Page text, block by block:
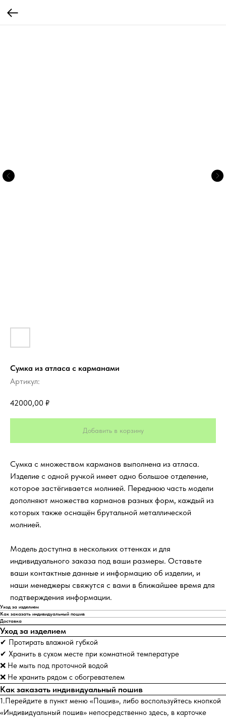
Сумка из атласа с карманами
Артикул:
42000,00 ₽
Добавить в корзину
Сумка с множеством карманов выполнена из атласа.
Изделие с одной ручкой имеет одно большое отделение,
которое застёгивается молнией. Переднюю часть модели
дополняют множества карманов разных форм, каждый из
которых также оснащён брутальной металлической
молнией.
Модель доступна в нескольких оттенках и для
индивидуального заказа под ваши размеры. Оставьте
ваши контактные данные и информацию об изделии, и
наши менеджеры свяжутся с вами в ближайшее время для
подтверждения информации.
Уход за изделием
Как заказать индивидуальный пошив
Доставка
Уход за изделием
✔ Протирать влажной губкой
✔ Хранить в сухом месте при комнатной температуре
❌ Не мыть под проточной водой
❌ Не хранить рядом с обогревателем
Как заказать индивидуальный пошив
1.Перейдите в пункт меню «Пошив», либо воспользуйтесь кнопкой
«Индивидуальный пошив» непосредственно здесь, в карточке